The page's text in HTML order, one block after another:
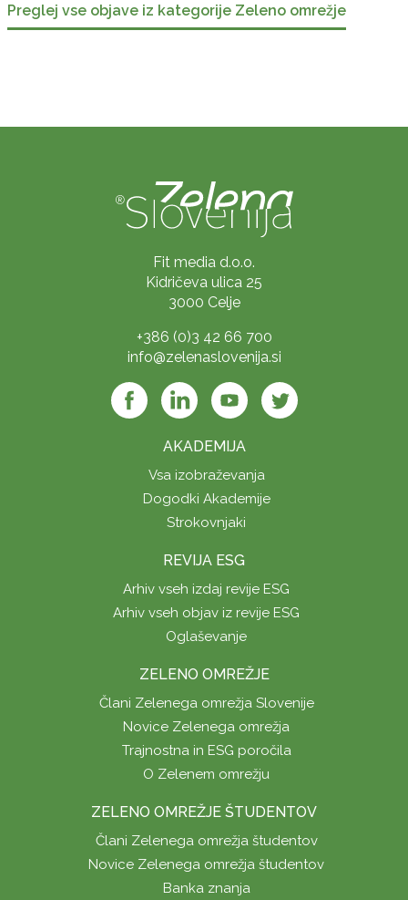
Preglej vse objave iz kategorije Zeleno omrežje
Fit media d.o.o.
Kidričeva ulica 25
3000 Celje
+386 (0)3 42 66 700
info@zelenaslovenija.si
AKADEMIJA
Vsa izobraževanja
Dogodki Akademije
Strokovnjaki
REVIJA ESG
Arhiv vseh izdaj revije ESG
Arhiv vseh objav iz revije ESG
Oglaševanje
ZELENO OMREŽJE
Člani Zelenega omrežja Slovenije
Novice Zelenega omrežja
Trajnostna in ESG poročila
O Zelenem omrežju
ZELENO OMREŽJE ŠTUDENTOV
Člani Zelenega omrežja študentov
Novice Zelenega omrežja študentov
Banka znanja